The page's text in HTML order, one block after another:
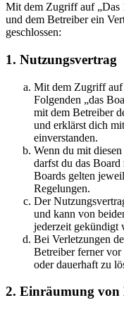
Mit dem Zugriff auf
und dem Betreiber ein
geschlossen:
1. Nutzungsvertrag
Mit dem Zugriff
Folgenden „das
mit dem Betreiber
und erklärst dich
einverstanden.
Wenn du mit
darfst du das
Boards gelten
Regelungen.
Der
und kann von
jederzeit gekündigt
Bei Verletzungen
Betreiber ferner vor
oder dauerhaft zu
2. Einräumung von